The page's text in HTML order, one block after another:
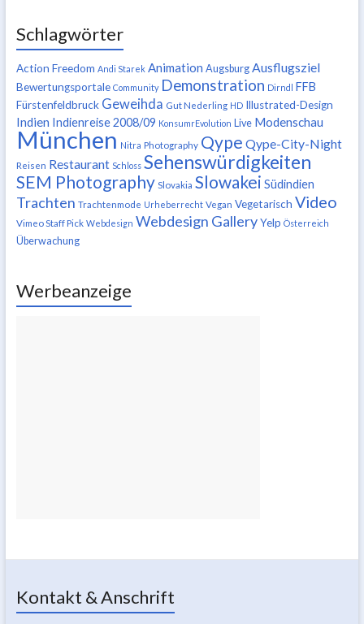
Schlagwörter
Action Freedom Andi Starek Animation Augsburg Ausflugsziel
Bewertungsportale Community Demonstration Dirndl FFB
Fürstenfeldbruck Geweihda Gut Nederling HD Illustrated-Design
Indien Indienreise 2008/09 KonsumrEvolution Live Modenschau
München Nitra Photography Qype Qype-City-Night
Reisen Restaurant Schloss Sehenswürdigkeiten
SEM Photography Slovakia Slowakei Südindien
Trachten Trachtenmode Urheberrecht Vegan Vegetarisch Video
Vimeo Staff Pick Webdesign Webdesign Gallery Yelp Österreich
Überwachung
Werbeanzeige
Kontakt & Anschrift